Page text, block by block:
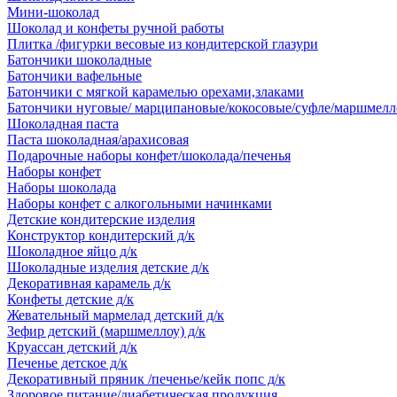
Мини-шоколад
Шоколад и конфеты ручной работы
Плитка /фигурки весовые из кондитерской глазури
Батончики шоколадные
Батончики вафельные
Батончики с мягкой карамелью орехами,злаками
Батончики нуговые/ марципановые/кокосовые/суфле/
Шоколадная паста
Паста шоколадная/арахисовая
Подарочные наборы конфет/шоколада/печенья
Наборы конфет
Наборы шоколада
Наборы конфет с алкогольными начинками
Детские кондитерские изделия
Конструктор кондитерский д/к
Шоколадное яйцо д/к
Шоколадные изделия детские д/к
Декоративная карамель д/к
Конфеты детские д/к
Жевательный мармелад детский д/к
Зефир детский (маршмеллоу) д/к
Круассан детский д/к
Печенье детское д/к
Декоративный пряник /печенье/кейк попс д/к